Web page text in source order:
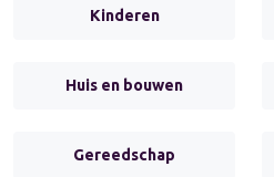
Kinderen
Huis en bouwen
Gereedschap